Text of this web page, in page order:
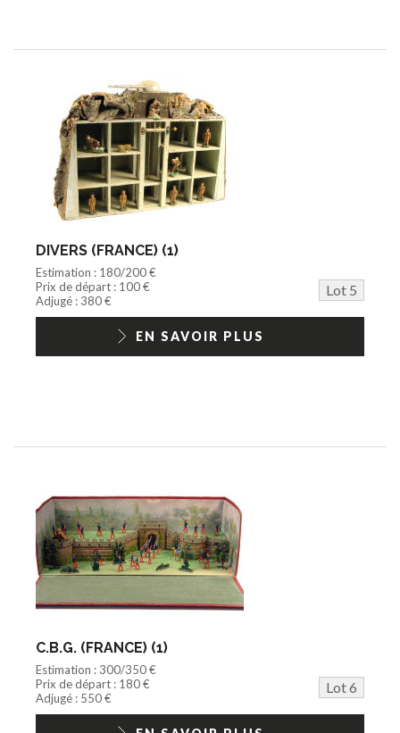
DIVERS (FRANCE) (1)
Estimation : 180/200 €
Prix de départ : 100 €
Lot 5
Adjugé : 380 €
EN SAVOIR PLUS
C.B.G. (FRANCE) (1)
Estimation : 300/350 €
Prix de départ : 180 €
Lot 6
Adjugé : 550 €